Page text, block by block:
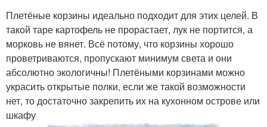
Плетёные корзины идеально подходит для этих целей. В
такой таре картофель не прорастает, лук не портится, а
морковь не вянет. Всё потому, что корзины хорошо
проветриваются, пропускают минимум света и они
абсолютно экологичны! Плетёными корзинами можно
украсить открытые полки, если же такой возможности
нет, то достаточно закрепить их на кухонном острове или
шкафу